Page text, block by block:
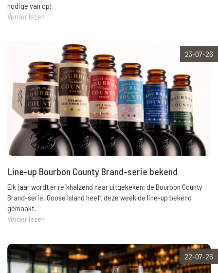
nodige van op!
Verder lezen
23-07-26
Line-up Bourbon County Brand-serie bekend
Elk jaar wordt er reikhalzend naar uitgekeken: de Bourbon County
Brand-serie. Goose Island heeft deze week de line-up bekend
gemaakt.
Verder lezen
22-07-26